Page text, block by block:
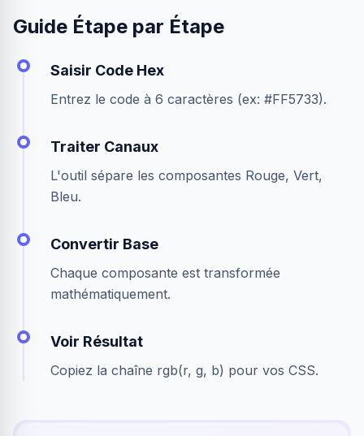
Guide Étape par Étape
Saisir Code Hex
Entrez le code à 6 caractères (ex: #FF5733).
Traiter Canaux
L'outil sépare les composantes Rouge, Vert,
Bleu.
Convertir Base
Chaque composante est transformée
mathématiquement.
Voir Résultat
Copiez la chaîne rgb(r, g, b) pour vos CSS.